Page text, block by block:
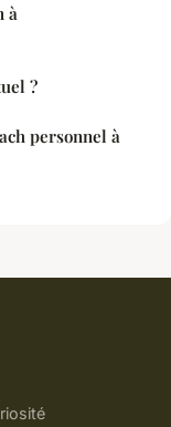
à
?
personnel à